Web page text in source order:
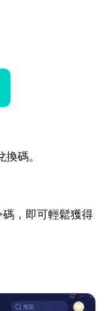
碼。
，即可輕鬆獲得